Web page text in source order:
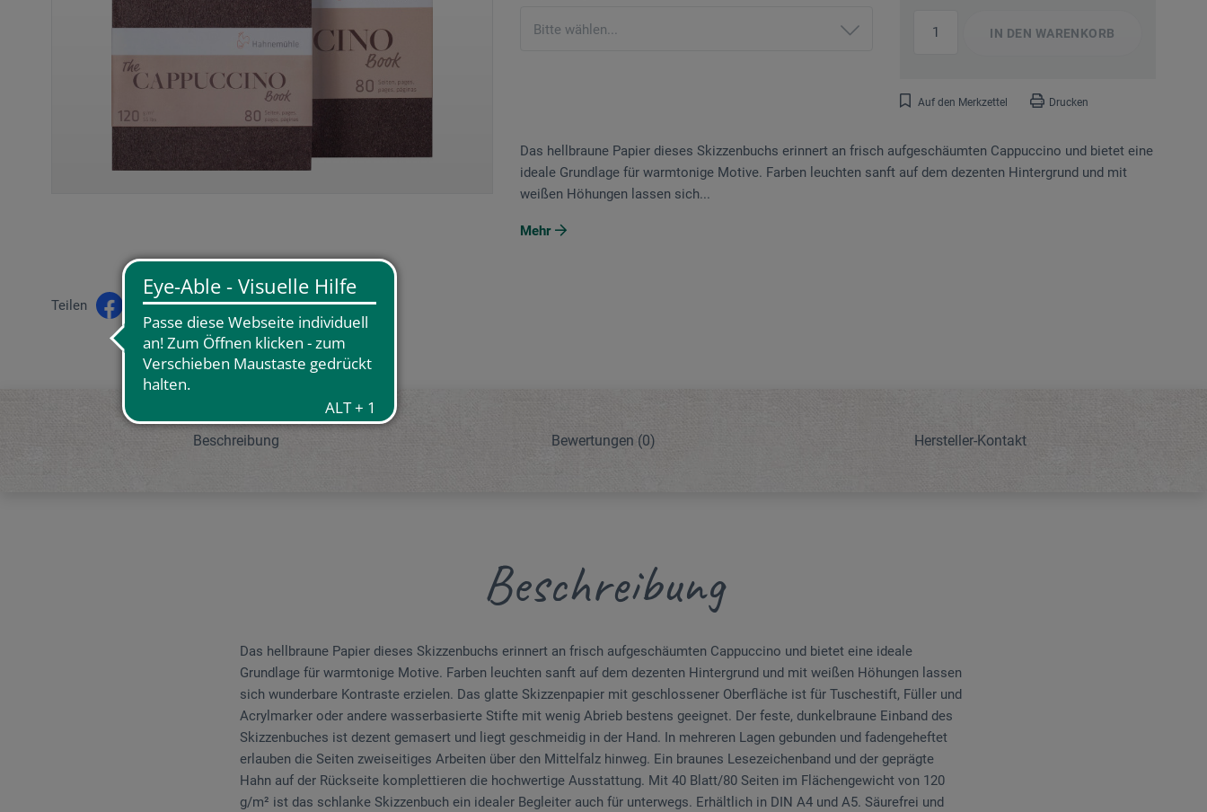
IN DEN WARENKORB
Auf den Merkzettel Drucken
Teilen
Das hellbraune Papier dieses Skizzenbuchs erinnert an frisch aufgeschäumten Cappuccino und bietet eine
ideale Grundlage für warmtonige Motive. Farben leuchten sanft auf dem dezenten Hintergrund und mit
weißen Höhungen lassen sich...
Mehr
Beschreibung Bewertungen (0) Hersteller-Kontakt
Beschreibung
Das hellbraune Papier dieses Skizzenbuchs erinnert an frisch aufgeschäumten Cappuccino und bietet eine ideale
Grundlage für warmtonige Motive. Farben leuchten sanft auf dem dezenten Hintergrund und mit weißen Höhungen lassen
sich wunderbare Kontraste erzielen. Das glatte Skizzenpapier mit geschlossener Oberfläche ist für Tuschestift, Füller und
Acrylmarker oder andere wasserbasierte Stifte mit wenig Abrieb bestens geeignet. Der feste, dunkelbraune Einband des
Skizzenbuches ist dezent gemasert und liegt geschmeidig in der Hand. In mehreren Lagen gebunden und fadengeheftet
erlauben die Seiten zweiseitiges Arbeiten über den Mittelfalz hinweg. Ein braunes Lesezeichenband und der geprägte
Hahn auf der Rückseite komplettieren die hochwertige Ausstattung. Mit 40 Blatt/80 Seiten im Flächengewicht von 120
g/m² ist das schlanke Skizzenbuch ein idealer Begleiter auch für unterwegs. Erhältlich in DIN A4 und A5. Säurefrei und